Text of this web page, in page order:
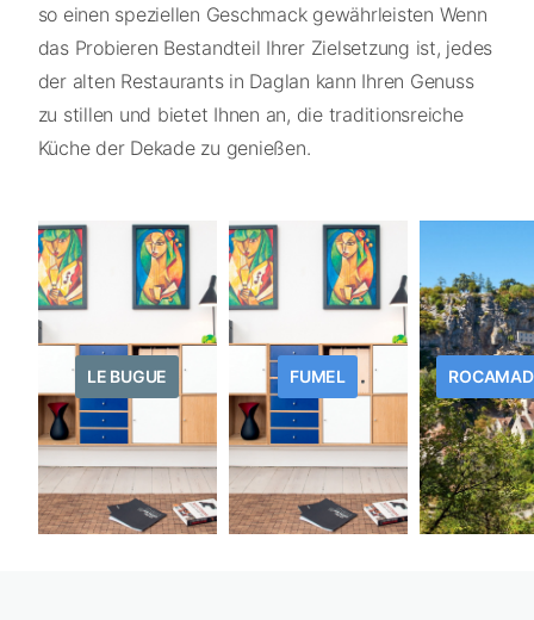
so einen speziellen Geschmack gewährleisten Wenn
das Probieren Bestandteil Ihrer Zielsetzung ist, jedes
der alten Restaurants in Daglan kann Ihren Genuss
zu stillen und bietet Ihnen an, die traditionsreiche
Küche der Dekade zu genießen.
LE BUGUE FUMEL